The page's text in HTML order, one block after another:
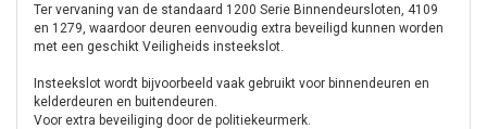
Ter vervaning van de standaard 1200 Serie Binnendeursloten, 4109
en 1279, waardoor deuren eenvoudig extra beveiligd kunnen worden
met een geschikt Veiligheids insteekslot.
Insteekslot wordt bijvoorbeeld vaak gebruikt voor binnendeuren en
kelderdeuren en buitendeuren.
Voor extra beveiliging door de politiekeurmerk.